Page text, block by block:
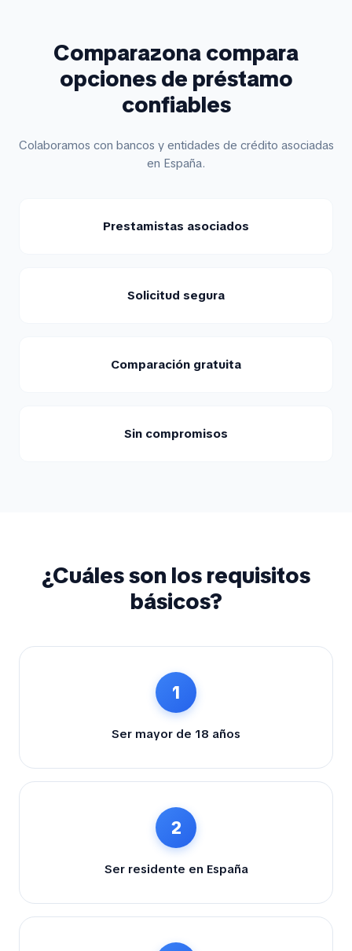
Comparazona compara
opciones de préstamo
confiables
Colaboramos con bancos y entidades de crédito asociadas
en España.
Prestamistas asociados
Solicitud segura
Comparación gratuita
Sin compromisos
¿Cuáles son los requisitos
básicos?
1
Ser mayor de 18 años
2
Ser residente en España